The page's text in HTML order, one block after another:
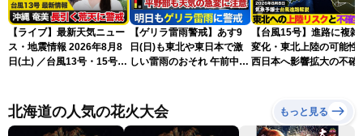
【ライブ】最新天気ニュー
ス・地震情報 2026年8月8
日(土) ／台風13号・15号
ーニュースLiVEムーン・戸
北美月／芳野達郎〉
【ゲリラ雷雨警戒】あす9
日(日)も東北や東日本で激
しい雷雨のおそれ 午前中か
【台風15号】進路に複雑
変化・東北上陸の可能性
西日本へ影響拡大の不確
北海道の人気の花火大会 もっと見る